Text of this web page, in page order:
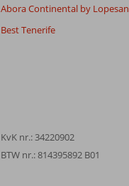
Abora Continental by Lopesan
Best Tenerife
KvK nr.: 34220902
BTW nr.: 814395892 B01